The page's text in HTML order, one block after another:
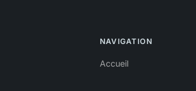
NAVIGATION
Accueil